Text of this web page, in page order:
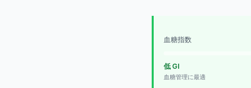
血糖指数
低 GI
血糖管理に最適